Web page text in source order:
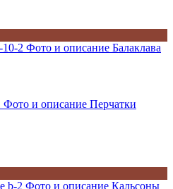
Фото и описание Балаклава
Фото и описание Перчатки
Фото и описание Кальсоны